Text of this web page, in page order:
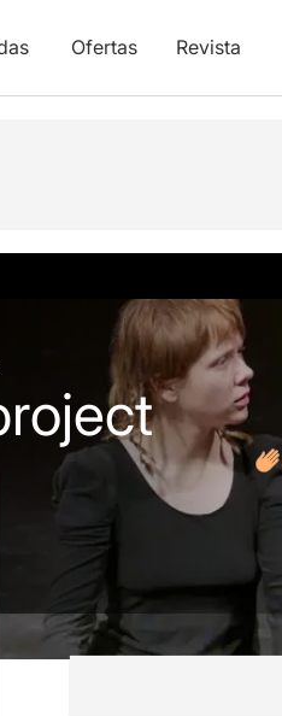
Ofertas Revista
Opiniones Artículos